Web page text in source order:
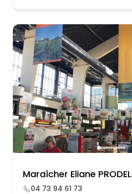
Maraîcher Eliane PRODEL
04 73 94 61 73